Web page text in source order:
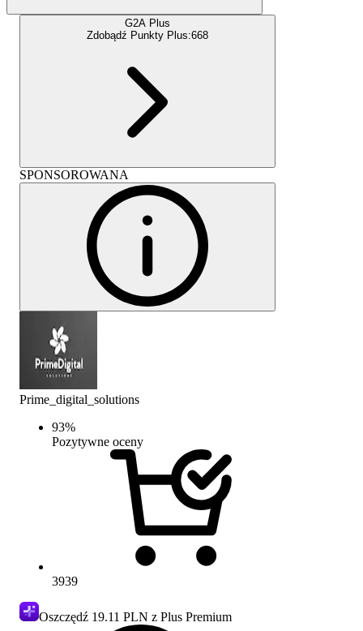
G2A Plus
Zdobądź Punkty Plus:668
SPONSOROWANA
Prime_digital_solutions
93%
Pozytywne oceny
3939
Oszczędź 19.11 PLN z Plus Premium